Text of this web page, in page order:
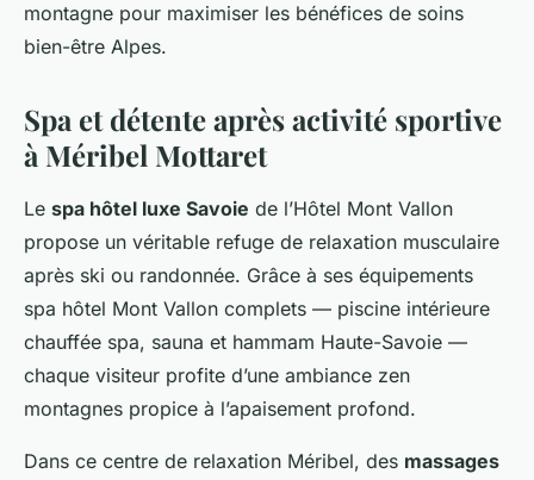
montagne pour maximiser les bénéfices de soins
bien-être Alpes.
Spa et détente après activité sportive
à Méribel Mottaret
Le spa hôtel luxe Savoie de l’Hôtel Mont Vallon
propose un véritable refuge de relaxation musculaire
après ski ou randonnée. Grâce à ses équipements
spa hôtel Mont Vallon complets — piscine intérieure
chauffée spa, sauna et hammam Haute-Savoie —
chaque visiteur profite d’une ambiance zen
montagnes propice à l’apaisement profond.
Dans ce centre de relaxation Méribel, des massages